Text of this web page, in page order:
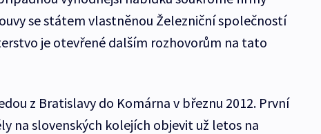
se státem vlastněnou Železniční společností
je otevřené dalším rozhovorům na tato
z Bratislavy do Komárna v březnu 2012. První
na slovenských kolejích objevit už letos na